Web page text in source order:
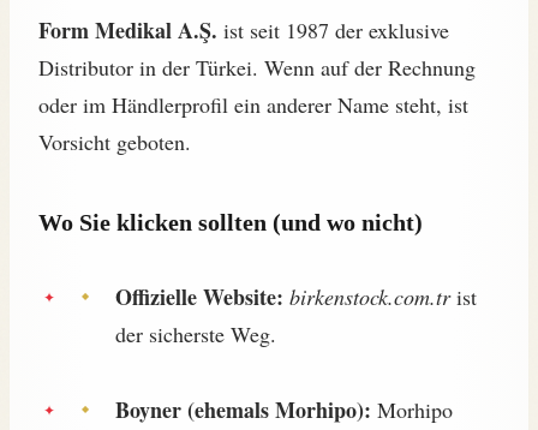
Form Medikal A.Ş. ist seit 1987 der exklusive
Distributor in der Türkei. Wenn auf der Rechnung
oder im Händlerprofil ein anderer Name steht, ist
Vorsicht geboten.
Wo Sie klicken sollten (und wo nicht)
Offizielle Website: birkenstock.com.trist
der sicherste Weg.
Boyner (ehemals Morhipo): Morhipo